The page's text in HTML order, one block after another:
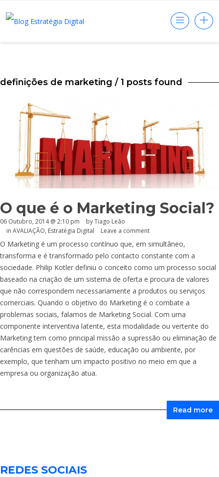
definições de marketing / 1 posts found
O que é o Marketing Social?
06 Outubro, 2014 @ 2:10 pm
by Tiago Leão
in AVALIAÇÃO, Estratégia Digital Leave a comment
O Marketing é um processo contínuo que, em simultâneo,
transforma e é transformado pelo contacto constante com a
sociedade. Philip Kotler definiu o conceito como um processo social
baseado na criação de um sistema de oferta e procura de valores
que não correspondem necessariamente a produtos ou serviços
comerciais. Quando o objetivo do Marketing é o combate a
problemas sociais, falamos de Marketing Social. Com uma
componente interventiva latente, esta modalidade ou vertente do
Marketing tem como principal missão a supressão ou eliminação de
carências em questões de saúde, educação ou ambiente, por
exemplo, que tenham um impacto positivo no meio em que a
empresa ou organização atua.
Read more
REDES SOCIAIS